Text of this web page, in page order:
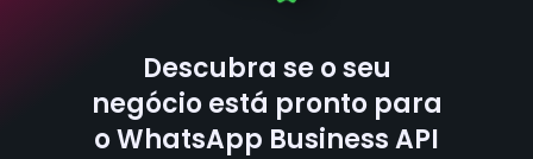
Descubra se o seu
negócio está pronto para
o WhatsApp Business API